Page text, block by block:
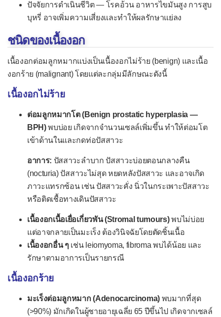
ระบบสืบพันธุ์
มะเร็งเต้านม
เนื้องอกไม่ร้ายที่รังไข่
มะเร็งรังไข่
เนื้องอกไม่ร้ายที่มดลูก
มะเร็งมดลูก
เนื้องอกไม่ร้ายที่ปากมดลูก
เนื้องอกไม่ร้ายที่อัณฑะ
มะเร็งอัณฑะ
เนื้องอกที่ต่อมลูกหมาก
เนื้องอกที่องคชาต
ระบบประสาท
เนื้องอกที่สมอง
เนื้องอกเยื่อหุ้มสมอง
เนื้องอกต่อมใต้สมอง
เนื้องอกต่อมไพเนียล
ปัจจัยการดำเนินชีวิต — โรคอ้วน อาหารไขมันสูง การสูบ
บุหรี่ อาจเพิ่มความเสี่ยงและทำให้ผลรักษาแย่ลง
ชนิดของเนื้องอก
เนื้องอกต่อมลูกหมากแบ่งเป็นเนื้องอกไม่ร้าย (benign) และเนื้อ
งอกร้าย (malignant) โดยแต่ละกลุ่มมีลักษณะดังนี้
เนื้องอกไม่ร้าย
ต่อมลูกหมากโต (Benign prostatic hyperplasia —
BPH)พบบ่อย เกิดจากจำนวนเซลล์เพิ่มขึ้น ทำให้ต่อมโต
เข้าด้านในและกดท่อปัสสาวะ
อาการ: ปัสสาวะลำบาก ปัสสาวะบ่อยตอนกลางคืน
(nocturia) ปัสสาวะไม่สุด หยดหลังปัสสาวะ และอาจเกิด
ภาวะแทรกซ้อน เช่น ปัสสาวะคั่ง นิ่วในกระเพาะปัสสาวะ
หรือติดเชื้อทางเดินปัสสาวะ
เนื้องอกเนื้อเยื่อเกี่ยวพัน (Stromal tumours)พบไม่บ่อย
แต่อาจกลายเป็นมะเร็ง ต้องวินิจฉัยโดยตัดชิ้นเนื้อ
เนื้องอกอื่น ๆ เช่น leiomyoma, fibroma พบได้น้อย และ
รักษาตามอาการเป็นรายกรณี
เนื้องอกร้าย
มะเร็งต่อมลูกหมาก (Adenocarcinoma) พบมากที่สุด
(>90%) มักเกิดในผู้ชายอายุเฉลี่ย 65 ปีขึ้นไป เกิดจากเซลล์